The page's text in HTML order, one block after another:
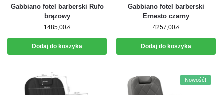
Gabbiano fotel barberski Rufo
brązowy
1485,00zł
Dodaj do koszyka
Gabbiano fotel barberski
Ernesto czarny
4257,00zł
Dodaj do koszyka
Nowość!